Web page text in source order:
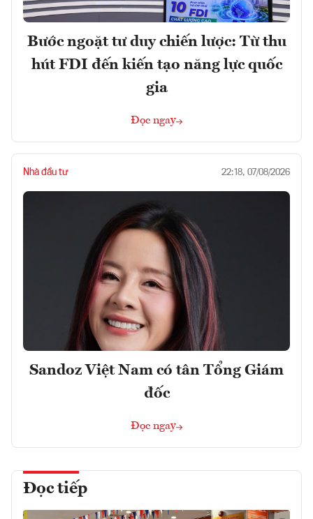
Bước ngoặt tư duy chiến lược: Từ thu
hút FDI đến kiến tạo năng lực quốc
gia
Đọc ngay
Nhà đầu tư 22:18, 07/08/2026
Sandoz Việt Nam có tân Tổng Giám
đốc
Đọc ngay
Đọc tiếp